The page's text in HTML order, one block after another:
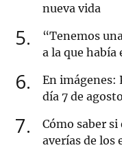
nueva vida
5
“Tenemos
a la que había
6
En imágenes:
día 7 de agosto
7
Cómo saber
averías de los